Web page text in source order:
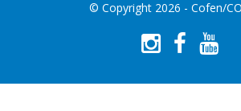
© Copyright 2026 - Cofen/